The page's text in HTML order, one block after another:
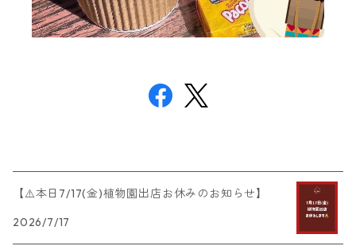
【⚠️本日7/17(金)植物園出店お休みのお知らせ】
2026/7/17